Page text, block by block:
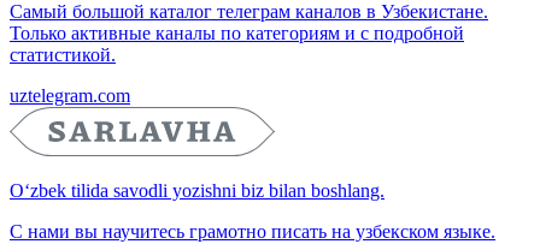
Самый большой каталог телеграм каналов в Узбекистане.
Только активные каналы по категориям и с подробной
статистикой.
uztelegram.com
O‘zbek tilida savodli yozishni biz bilan boshlang.
С нами вы научитесь грамотно писать на узбекском языке.